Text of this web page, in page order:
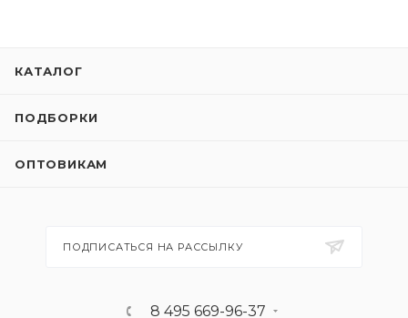
КАТАЛОГ
ПОДБОРКИ
ОПТОВИКАМ
ПОДПИСАТЬСЯ НА РАССЫЛКУ
8 495 669-96-37